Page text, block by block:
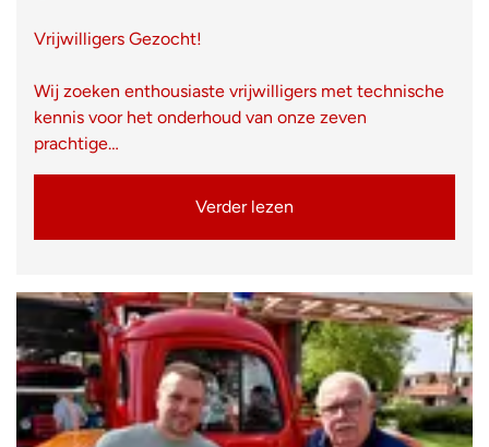
Vrijwilligers Gezocht!
Wij zoeken enthousiaste vrijwilligers met technische
kennis voor het onderhoud van onze zeven
prachtige…
Verder lezen